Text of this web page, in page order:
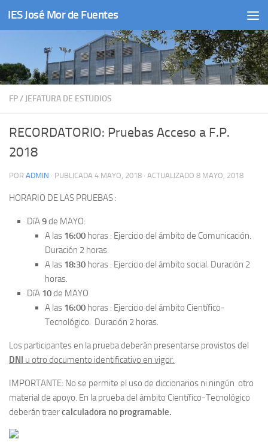
Saltar al contenido
IES José Mor de Fuentes
FP/ JEFATURA DE ESTUDIOS
RECORDATORIO: Pruebas Acceso a F.P.
2018
POR ADMIN · PUBLICADA 4 MAYO, 2018 · ACTUALIZADO 8 MAYO, 2018
HORARIO DE LAS PRUEBAS :
DíA9de MAYO:
A las 16:00 horas : Ejercicio del ámbito de Comunicación.
Duración 2 horas.
A las 18:30 horas : Ejercicio del ámbito social. Duración 2
horas.
DíA 10de MAYO
A las 16:00 horas : Ejercicio del ámbito Científico-
Tecnológico. Duración 2 horas.
Los participantes en la prueba deberán presentarse provistos del
DNI u otro documento identificativo en vigor.
IMPORTANTE: No se permite el uso de diccionarios ni ningún otro
material de apoyo. En la prueba del ámbito Científico-Tecnológico
deberán traercalculadora no programable.